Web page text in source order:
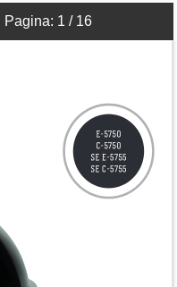
Pagina: 1 / 16